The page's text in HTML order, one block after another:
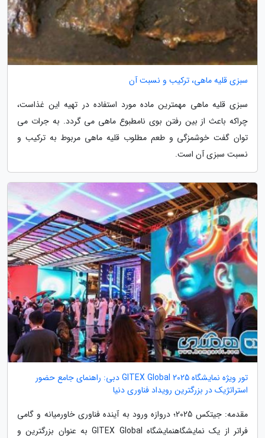
سبزی قلیه ماهی، ترکیب و نسبت آن
سبزی قلیه ماهی مهمترین ماده مورد استفاده در تهیه این غذاست،
چراکه باعث از بین رفتن بوی نامطبوع ماهی می گردد. به جرات می
توان گفت خوشمزگی و طعم مطلوب قلیه ماهی مربوط به ترکیب و
نسبت سبزی آن است.
تور ویژه نمایشگاه GITEX Global 2025 دبی: راهنمای جامع حضور
استراتژیک در بزرگترین رویداد فناوری دنیا
مقدمه: جیتکس 2025؛ دروازه ورود به آینده فناوری خاورمیانه و گامی
فراتر از یک نمایشگاهنمایشگاه GITEX Global به عنوان بزرگترین و